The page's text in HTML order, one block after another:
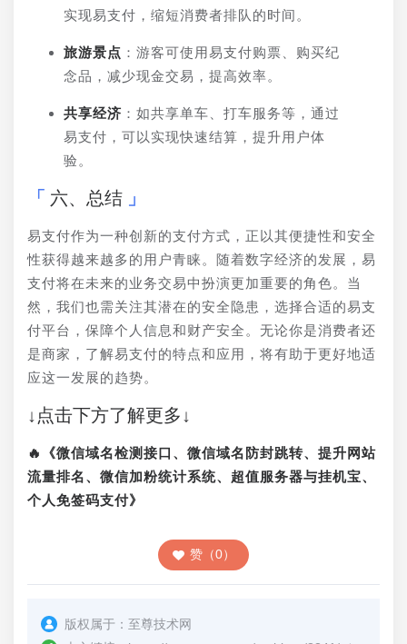
实现易支付，缩短消费者排队的时间。
旅游景点 ：游客可使用易支付购票、购买纪
念品，减少现金交易，提高效率。
共享经济 ：如共享单车、打车服务等，通过
易支付，可以实现快速结算，提升用户体
验。
六、总结
易支付作为一种创新的支付方式，正以其便捷性和安全
性获得越来越多的用户青睐。随着数字经济的发展，易
支付将在未来的业务交易中扮演更加重要的角色。当
然，我们也需关注其潜在的安全隐患，选择合适的易支
付平台，保障个人信息和财产安全。无论你是消费者还
是商家，了解易支付的特点和应用，将有助于更好地适
应这一发展的趋势。
↓点击下方了解更多↓
🔥《微信域名检测接口、微信域名防封跳转、提升网站
流量排名、微信加粉统计系统、超值服务器与挂机宝、
个人免签码支付》
赞（0）
版权属于： 至尊技术网